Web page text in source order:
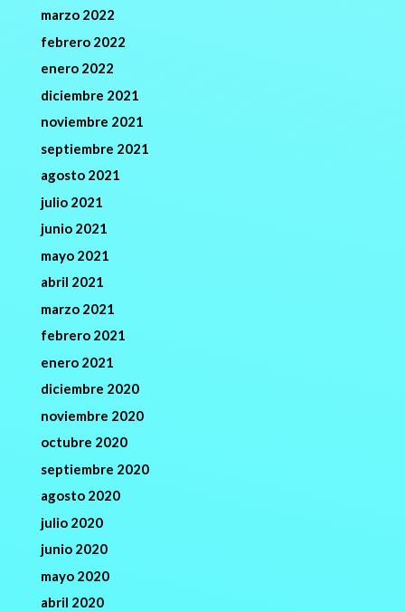
marzo 2022
febrero 2022
enero 2022
diciembre 2021
noviembre 2021
septiembre 2021
agosto 2021
julio 2021
junio 2021
mayo 2021
abril 2021
marzo 2021
febrero 2021
enero 2021
diciembre 2020
noviembre 2020
octubre 2020
septiembre 2020
agosto 2020
julio 2020
junio 2020
mayo 2020
abril 2020